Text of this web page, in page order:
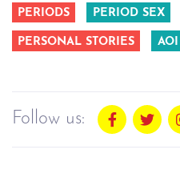
PERIODS PERIOD SEX
PERSONAL STORIES AOI
Follow us: